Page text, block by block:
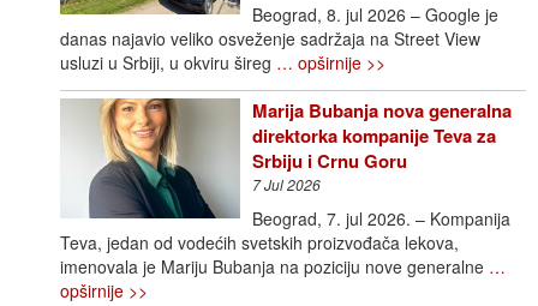
Beograd, 8. jul 2026 – Google je
danas najavio veliko osveženje sadržaja na Street View
usluzi u Srbiji, u okviru šireg … opširnije >>
Marija Bubanja nova generalna
direktorka kompanije Teva za
Srbiju i Crnu Goru
7 Jul 2026
Beograd, 7. jul 2026. – Kompanija
Teva, jedan od vodećih svetskih proizvođača lekova,
imenovala je Mariju Bubanja na poziciju nove generalne …
opširnije >>